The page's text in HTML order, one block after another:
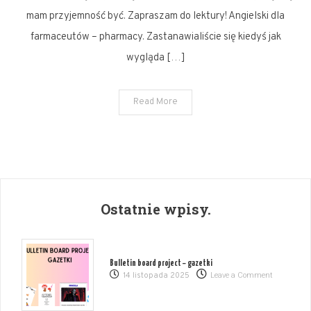
mam przyjemność być. Zapraszam do lektury! Angielski dla
farmaceutów – pharmacy. Zastanawialiście się kiedyś jak
wygląda […]
Read More
Ostatnie wpisy.
Bulletin board project – gazetki
14 listopada 2025 Leave a Comment